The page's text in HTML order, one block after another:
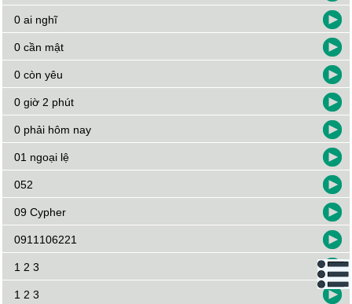
0 ai nghĩ
0 cần mật
0 còn yêu
0 giờ 2 phút
0 phải hôm nay
01 ngoại lệ
052
09 Cypher
0911106221
1 2 3
1 2 3